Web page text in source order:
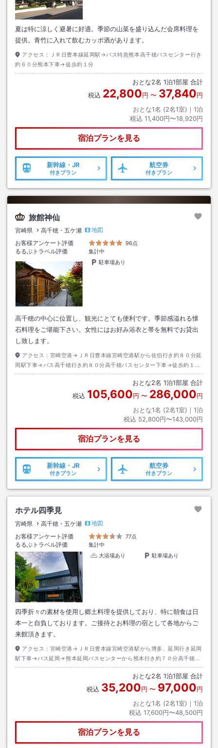
夏は特に涼しく避暑に好適。季節の山菜を盛り込んだ会席料理を
提供。青竹に入れて飲むカッポ酒があります。
アクセス：
ＪＲ日豊本線延岡駅→バス特急熊本高千穂バスセンター行き
約６０分熊本下車→徒歩約１分
おとな2名 1泊1部屋 合計
税込 22,800円 〜 37,840円
おとな1名 (2名1室)｜ 1泊
税込 11,400円〜18,920円
宿泊プランを見る
新幹線・JR
付きプラン
航空券
付きプラン
旅館神仙
宮崎県 高千穂・五ケ瀬
地図
お客様アンケート評価
96点
るるぶトラベル評価
集計中
駐車場あり
高千穂の中心に位置し、観光にとても便利です。季節感溢れる懐
石料理をご堪能下さい。女性にはお好み浴衣と帯を無料でお貸出
し致します。
アクセス： 宮崎空港→ＪＲ日豊本線宮崎空港駅から佐伯行き約８０分延
岡駅下車→バス高千穂行き約８０分高千穂バスセンター下車→徒歩約１５
分またはタクシー約５分
おとな2名 1泊1部屋 合計
税込 105,600円 〜 286,000円
おとな1名 (2名1室)｜ 1泊
税込 52,800円〜143,000円
宿泊プランを見る
新幹線・JR
付きプラン
航空券
付きプラン
ホテル四季見
宮崎県 高千穂・五ケ瀬
地図
お客様アンケート評価
77点
るるぶトラベル評価
集計中
大浴場あり
駐車場あり
四季折々の素材を使用し郷土料理を提供しており、特に朝食は日
本一と自負しております。ご接待とお料理の宿として各地からご
来館頂きます。
アクセス： 宮崎空港→ＪＲ日豊本線宮崎空港駅から博多、延岡行き延岡
駅下車→バス延岡→熊本延岡バスセンターから熊本行き約７０分高千穂バ
スセンター下車→徒歩約１０分またはタクシー約５分
おとな2名 1泊1部屋 合計
税込 35,200円 〜 97,000円
おとな1名 (2名1室)｜ 1泊
税込 17,600円〜48,500円
宿泊プランを見る